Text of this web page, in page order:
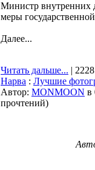
Министр внутренних
меры
Далее...
Читать дальше... |
Нарва : Лучшие
Автор: MONMOON в
прочтений)